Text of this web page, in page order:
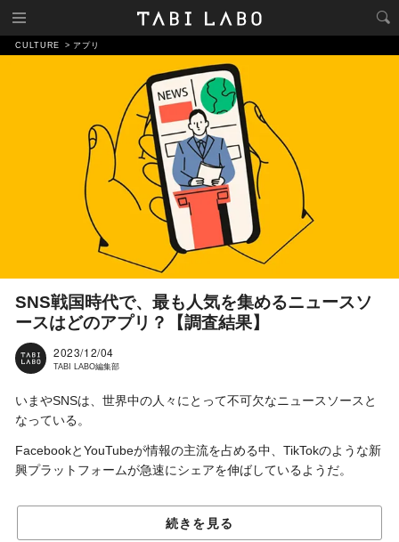
CULTURE アプリ
SNS戦国時代で、最も人気を集めるニュースソ
ースはどのアプリ？【調査結果】
2023/12/04
TABI LABO編集部
いまやSNSは、世界中の人々にとって不可欠なニュースソースと
なっている。
FacebookとYouTubeが情報の主流を占める中、TikTokのような新
興プラットフォームが急速にシェアを伸ばしているようだ。
この記事の要点
続きを見る